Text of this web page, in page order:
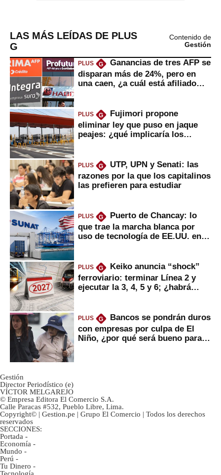
LAS MÁS LEÍDAS DE PLUS
G
Contenido de
Gestión
PLUS G
Ganancias de tres AFP se
disparan más de 24%, pero en
una caen, ¿a cuál está afiliado
PLUS G
Fujimori propone
eliminar ley que puso en jaque
peajes: ¿qué implicaría los
PLUS G
UTP, UPN y Senati: las
razones por la que los capitalinos
las prefieren para estudiar
PLUS G
Puerto de Chancay: lo
que trae la marcha blanca por
uso de tecnología de EE.UU. en
PLUS G
Keiko anuncia “shock”
ferroviario: terminar Línea 2 y
ejecutar la 3, 4, 5 y 6; ¿habrá
PLUS G
Bancos se pondrán duros
con empresas por culpa de El
Niño, ¿por qué será bueno para
Gestión
Director Periodístico (e)
VÍCTOR MELGAREJO
© Empresa Editora El Comercio S.A.
Calle Paracas #532, Pueblo Libre, Lima.
Copyright© | Gestion.pe | Grupo El Comercio | Todos los derechos
reservados
SECCIONES:
Portada -
Economía -
Mundo -
Perú -
Tu Dinero -